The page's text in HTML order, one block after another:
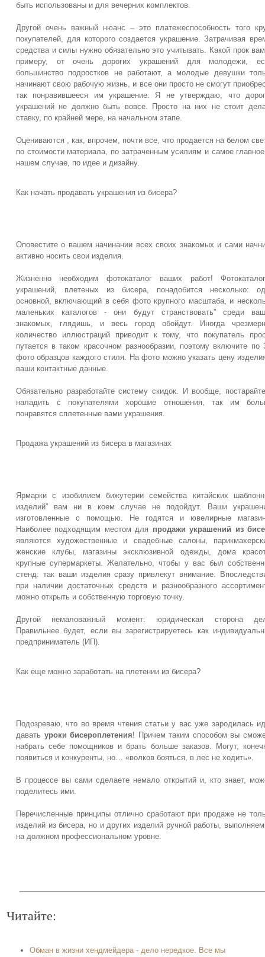
быть использованы и для вечерних комплектов.
Другой очень важный нюанс – это платежеспособность того
покупателей, для которого создается украшение. Затрачивая
средства и силы нужно обязательно это учитывать. Какой прок
примеру, от очень дорогих украшений для молодежи,
большинство подростков не работают, а молодые девушки
начинают свою рабочую жизнь, и все они просто не смогут
так понравившееся им украшение. Я не утверждаю, что
украшений не должно быть вовсе. Просто на них не стоит
ставку, по крайней мере, на начальном этапе.
Оцениваются , как, впрочем, почти все, что продается на белом
по стоимости материала, по затраченным усилиям и самое
нашем случае, по идее и дизайну.
Как начать продавать украшения из бисера?
Оповестите о вашем начинании всех своих знакомых и сами
активно носить свои изделия.
Жизненно необходим фотокаталог ваших работ!
украшений, плетеных из бисера, понадобится несколько:
основной, включающий в себя фото крупного масштаба, и
маленьких каталогов - они будут странствовать” среди
знакомых, глядишь, и весь город обойдут. Иногда
количество иллюстраций приводит к тому, что покупатель
путается в таком красочном разнообразии, поэтому включите по
фото образцов каждого стиля. На фото можно указать цену
ваши контактные данные.
Обязательно разработайте систему скидок. И вообще,
наладить с покупателями хорошие отношения, так им
понравятся сплетенные вами украшения.
Продажа украшений из бисера в магазинах
Ярмарки с изобилием бижутерии семейства китайских
изделий” вам ни в коем случае не подойдут. Ваши
изготовленные с помощью. Не годятся и ювелирные
Наиболее подходящим местом для продажи украшений из
являются художественные и свадебные салоны,
женские клубы, магазины эксклюзивной одежды, дома
крупные супермаркеты. Желательно, чтобы у вас был
стенд: так ваши изделия сразу привлекут внимание.
при наличии достаточных средств и разнообразного
можно открыть и собственную торговую точку.
Другой немаловажный момент: юридическая сторона
Правильнее будет, если вы зарегистрируетесь как
предприниматель (ИП).
Как еще можно заработать на плетении из бисера?
Подозреваю, что во время чтения статьи у вас уже зародилась
давать уроки бисероплетения! Причем таким способом вы
набрать себе помощников и брать больше заказов. Могут,
появиться и конкуренты, но… «волков бояться, в лес не ходить».
В процессе вы сами сделаете немало открытий и, кто знает,
поделитесь ими.
Перечисленные принципы отлично сработают при продаже не
изделий из бисера, но и других изделий ручной работы,
на должном профессиональном уровне.
Читайте:
Обман в жизни хендмейдера - дело нередкое. Все мы